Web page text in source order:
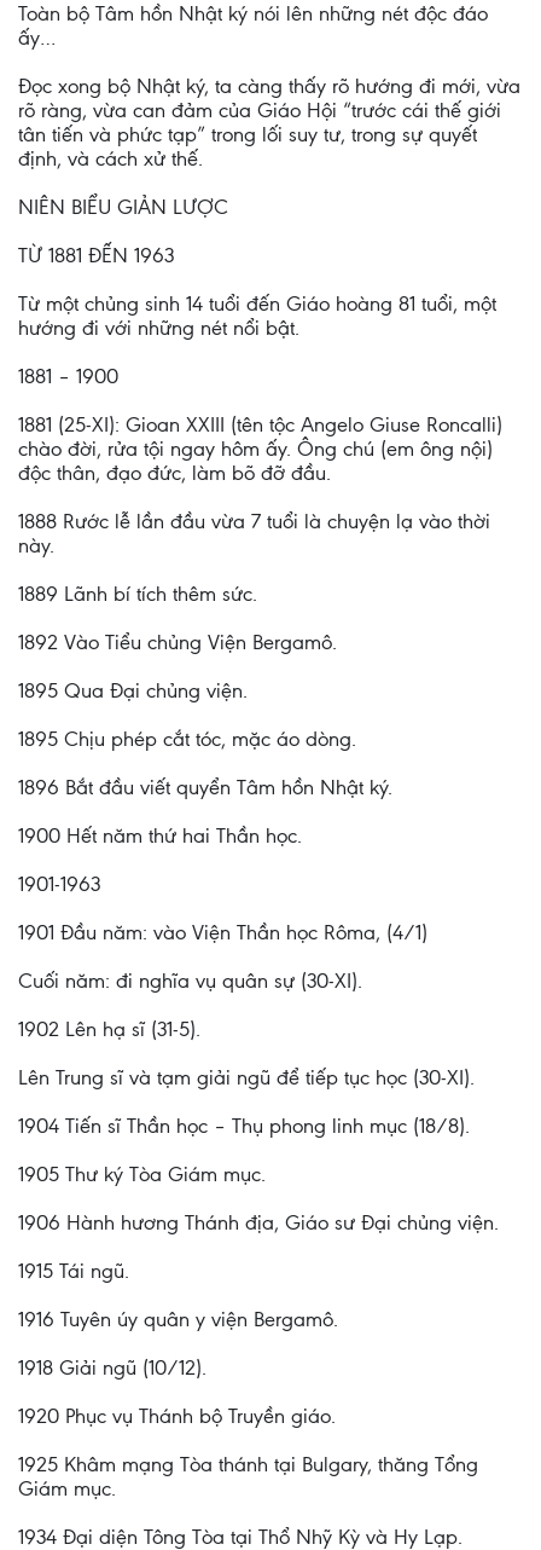
Toàn bộ Tâm hồn Nhật ký nói lên những nét độc đáo
ấy…
Đọc xong bộ Nhật ký, ta càng thấy rõ hướng đi mới, vừa
rõ ràng, vừa can đảm của Giáo Hội “trước cái thế giới
tân tiến và phức tạp” trong lối suy tư, trong sự quyết
định, và cách xử thế.
NIÊN BIỂU GIẢN LƯỢC
TỪ 1881 ĐẾN 1963
Từ một chủng sinh 14 tuổi đến Giáo hoàng 81 tuổi, một
hướng đi với những nét nổi bật.
1881 – 1900
1881 (25-XI): Gioan XXIII (tên tộc Angelo Giuse Roncalli)
chào đời, rửa tội ngay hôm ấy. Ông chú (em ông nội)
độc thân, đạo đức, làm bõ đỡ đầu.
1888 Rước lễ lần đầu vừa 7 tuổi là chuyện lạ vào thời
này.
1889 Lãnh bí tích thêm sức.
1892 Vào Tiểu chủng Viện Bergamô.
1895 Qua Đại chủng viện.
1895 Chịu phép cắt tóc, mặc áo dòng.
1896 Bắt đầu viết quyển Tâm hồn Nhật ký.
1900 Hết năm thứ hai Thần học.
1901-1963
1901 Đầu năm: vào Viện Thần học Rôma, (4/1)
Cuối năm: đi nghĩa vụ quân sự (30-XI).
1902 Lên hạ sĩ (31-5).
Lên Trung sĩ và tạm giải ngũ để tiếp tục học (30-XI).
1904 Tiến sĩ Thần học – Thụ phong linh mục (18/8).
1905 Thư ký Tòa Giám mục.
1906 Hành hương Thánh địa, Giáo sư Đại chủng viện.
1915 Tái ngũ.
1916 Tuyên úy quân y viện Bergamô.
1918 Giải ngũ (10/12).
1920 Phục vụ Thánh bộ Truyền giáo.
1925 Khâm mạng Tòa thánh tại Bulgary, thăng Tổng
Giám mục.
1934 Đại diện Tông Tòa tại Thổ Nhỹ Kỳ và Hy Lạp.